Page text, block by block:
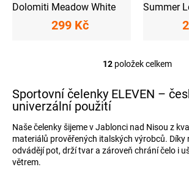
Dolomiti Meadow White
299 Kč
Summer
O
l
á
a
c
í
p
12položek celkem
Sportovní čelenky ELEVEN –
univerzální použití
Naše čelenky šijeme v Jablonci nad Nisou z
materiálů prověřených italských výrobců. Díky
odvádějí pot, drží tvar a zároveň chrání čelo i
větrem.